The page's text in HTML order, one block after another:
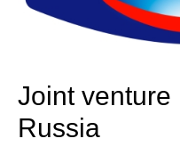
Joint venture
Russia